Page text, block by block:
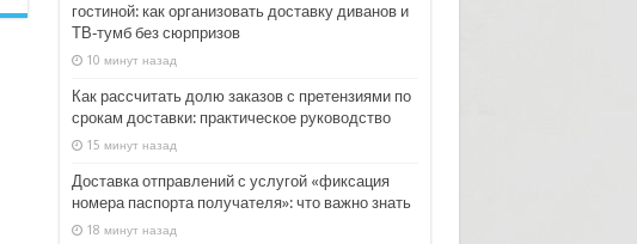
гостиной: как организовать доставку диванов и
ТВ‑тумб без сюрпризов
10 минут назад
Как рассчитать долю заказов с претензиями по
срокам доставки: практическое руководство
15 минут назад
Доставка отправлений с услугой «фиксация
номера паспорта получателя»: что важно знать
18 минут назад